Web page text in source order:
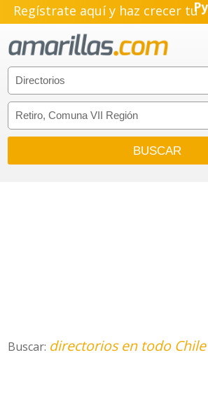
Regístrate aquí y haz crecer tu
Buscar: directorios en todo Chile